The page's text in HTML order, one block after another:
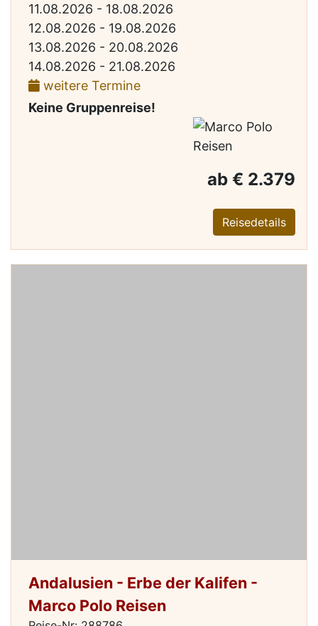
11.08.2026 - 18.08.2026
12.08.2026 - 19.08.2026
13.08.2026 - 20.08.2026
14.08.2026 - 21.08.2026
weitere Termine
Keine Gruppenreise!
ab € 2.379
Reisedetails
Andalusien - Erbe der Kalifen -
Marco Polo Reisen